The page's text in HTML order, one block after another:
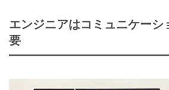
エンジニアはコミュニケーシ
要